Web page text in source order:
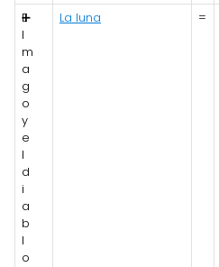
E
l
m
a
g
o
y
e
l
d
i
a
b
l
o
➕ La luna =